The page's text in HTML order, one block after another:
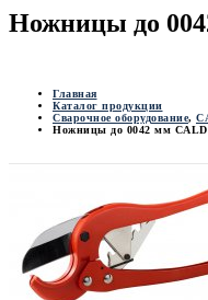
Ножницы до
Главная
Каталог продукции
Сварочное оборудование,
Ножницы до 0042 мм